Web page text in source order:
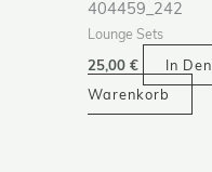
404459_242
Lounge Sets
25,00€
In Den
Warenkorb